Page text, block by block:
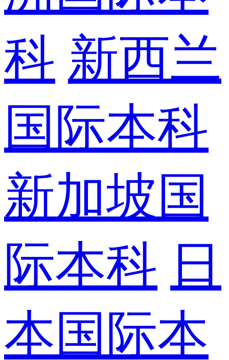
科 新西兰
国际本科
新加坡国
际本科 日
本国际本